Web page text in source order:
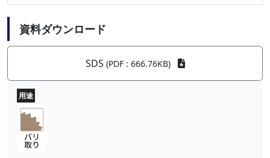
資料ダウンロード
SDS (PDF : 666.76KB)
用途